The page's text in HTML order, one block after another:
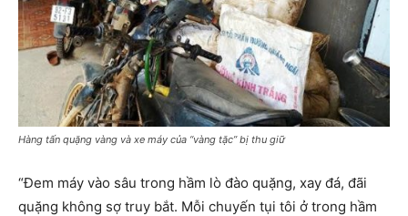
Hàng tấn quặng vàng và xe máy của “vàng tặc” bị thu giữ
“Đem máy vào sâu trong hầm lò đào quặng, xay đá, đãi
quặng không sợ truy bắt. Mỗi chuyến tụi tôi ở trong hầm